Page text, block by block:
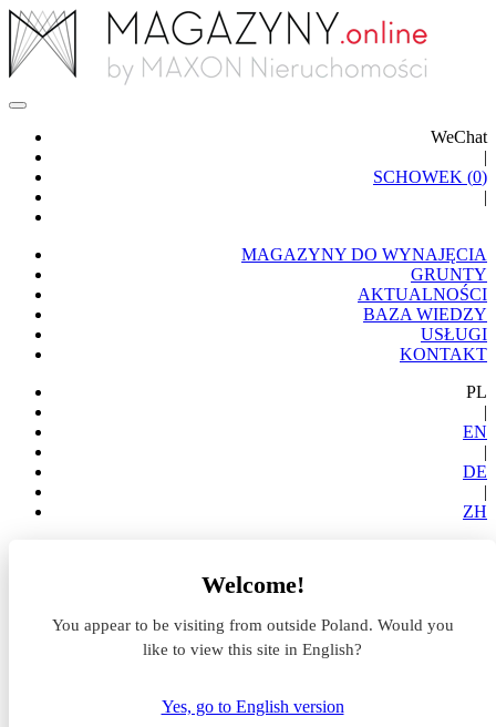
WeChat
|
SCHOWEK (0)
|
MAGAZYNY DO WYNAJĘCIA
GRUNTY
AKTUALNOŚCI
BAZA WIEDZY
USŁUGI
KONTAKT
PL
|
EN
|
DE
|
ZH
Welcome!
You appear to be visiting from outside Poland. Would you
like to view this site in English?
Yes, go to English version
Aktualności z rynku